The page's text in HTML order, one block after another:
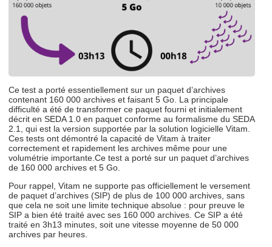
Ce test a porté essentiellement sur un paquet d’archives
contenant 160 000 archives et faisant 5 Go. La principale
difficulté a été de transformer ce paquet fourni et initialement
décrit en SEDA 1.0 en paquet conforme au formalisme du SEDA
2.1, qui est la version supportée par la solution logicielle Vitam.
Ces tests ont démontré la capacité de Vitam à traiter
correctement et rapidement les archives même pour une
volumétrie importante.Ce test a porté sur un paquet d’archives
de 160 000 archives et 5 Go.
Pour rappel, Vitam ne supporte pas officiellement le versement
de paquet d’archives (SIP) de plus de 100 000 archives, sans
que cela ne soit une limite technique absolue : pour preuve le
SIP a bien été traité avec ses 160 000 archives. Ce SIP a été
traité en 3h13 minutes, soit une vitesse moyenne de 50 000
archives par heures.